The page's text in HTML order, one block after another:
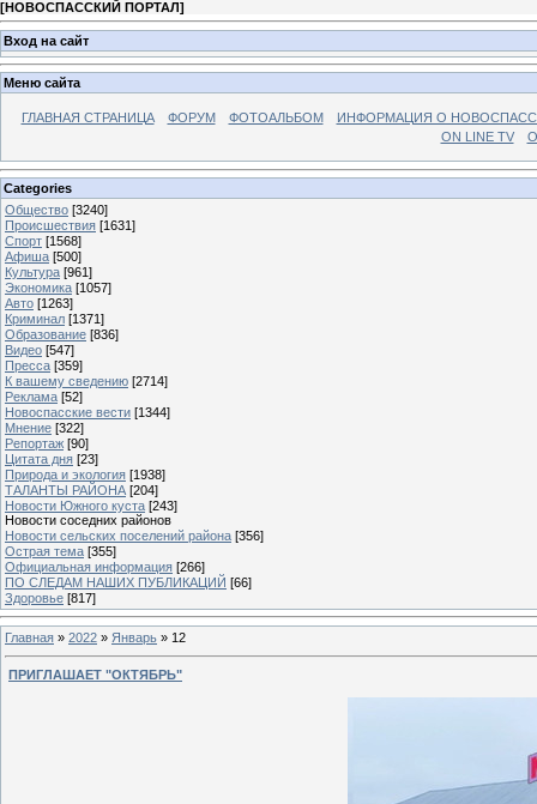
[НОВОСПАССКИЙ ПОРТАЛ]
Вход на сайт
Меню сайта
ГЛАВНАЯ СТРАНИЦА ФОРУМ ФОТОАЛЬБОМ
ИНФОРМАЦИЯ О
ON LINE TV
Categories
Общество [3240]
Происшествия [1631]
Спорт [1568]
Афиша [500]
Культура [961]
Экономика [1057]
Авто [1263]
Криминал [1371]
Образование [836]
Видео [547]
Пресса [359]
К вашему сведению [2714]
Реклама [52]
Новоспасские вести [1344]
Мнение [322]
Репортаж [90]
Цитата дня [23]
Природа и экология [1938]
ТАЛАНТЫ РАЙОНА [204]
Новости Южного куста [243]
Новости соседних районов
Новости сельских поселений района [356]
Острая тема [355]
Официальная информация [266]
ПО СЛЕДАМ НАШИХ ПУБЛИКАЦИЙ [66]
Здоровье [817]
Главная » 2022 » Январь » 12
ПРИГЛАШАЕТ "ОКТЯБРЬ"